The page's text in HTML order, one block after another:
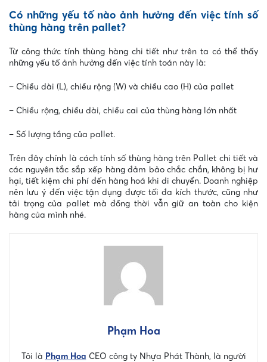
Có những yếu tố nào ảnh hưởng đến việc tính số
thùng hàng trên pallet?
Từ công thức tính thùng hàng chi tiết như trên ta có thể thấy
những yếu tố ảnh hưởng đến việc tính toán này là:
– Chiều dài (L), chiều rộng (W) và chiều cao (H) của pallet
– Chiều rộng, chiều dài, chiều cai của thùng hàng lớn nhất
– Số lượng tầng của pallet.
Trên đây chính là cách tính số thùng hàng trên Pallet chi tiết và
các nguyên tắc sắp xếp hàng đảm bảo chắc chắn, không bị hư
hại, tiết kiệm chi phí đến hàng hoá khi di chuyển. Doanh nghiệp
nên lưu ý đến việc tận dụng được tối đa kích thước, cũng như
tải trọng của pallet mà đồng thời vẫn giữ an toàn cho kiện
hàng của mình nhé.
Phạm Hoa
Tôi là Phạm Hoa CEO công ty Nhựa Phát Thành, là người